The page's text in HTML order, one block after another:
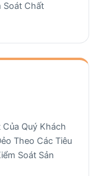
Soát Chất
Quý Khách
Theo Các Tiêu
Soát Sản